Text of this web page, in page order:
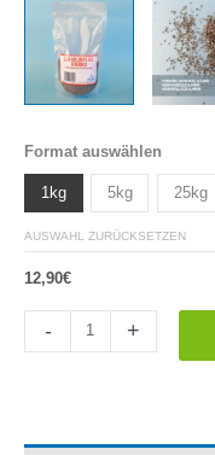
Format auswählen
1kg 5kg 25kg
AUSWAHL ZURÜCKSETZEN
12,90€
-
Limaduras
+